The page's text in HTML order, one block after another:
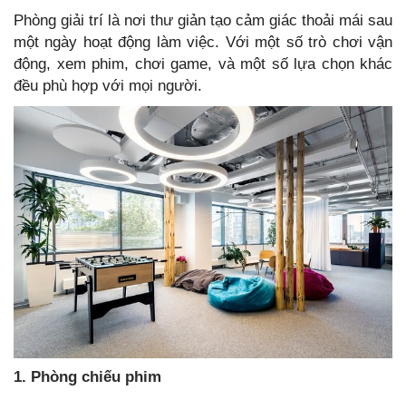
Phòng giải trí là nơi thư giản tạo cảm giác thoải mái sau
một ngày hoạt động làm việc. Với một số trò chơi vận
động, xem phim, chơi game, và một số lựa chọn khác
đều phù hợp với mọi người.
1. Phòng chiếu phim